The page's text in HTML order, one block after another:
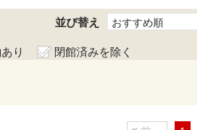
並び替え おすすめ順
り
閉館済みを除く